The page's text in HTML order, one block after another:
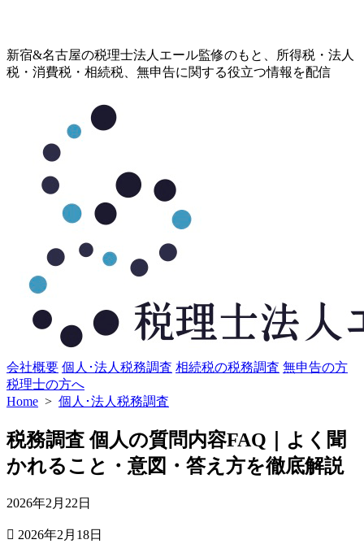
コ
ン
新宿&名古屋の税理士法人エール監修のもと、所得税・法人
税・消費税・相続税、無申告に関する役立つ情報を配信
会社概要 個人･法人税務調査 相続税の税務調査 無申告の方
税理士の方へ
Home > 個人･法人税務調査
税務調査 個人の質問内容FAQ｜よく聞
かれること・意図・答え方を徹底解説
公
日
2026年2月22日
最
2026年2月18日